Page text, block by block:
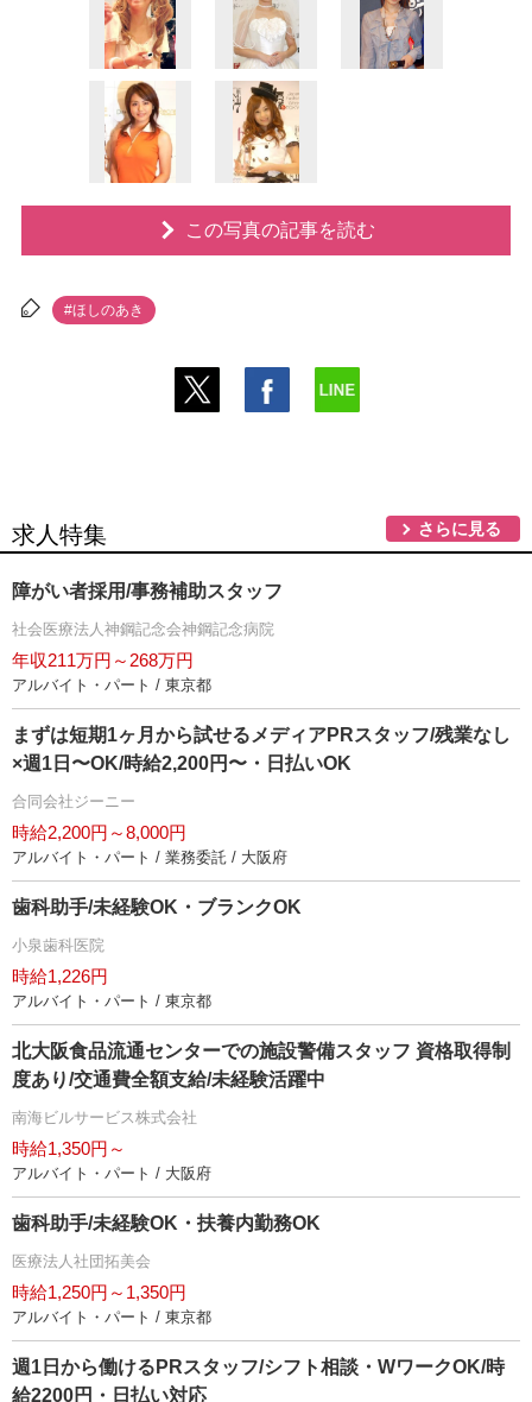
この写真の記事を読む
#ほしのあき
求人特集 さらに見る
障がい者採用/事務補助スタッフ
社会医療法人神鋼記念会神鋼記念病院
年収211万円～268万円
アルバイト・パート / 東京都
まずは短期1ヶ月から試せるメディアPRスタッフ/残業なし
×週1日〜OK/時給2,200円〜・日払いOK
合同会社ジーニー
時給2,200円～8,000円
アルバイト・パート / 業務委託 / 大阪府
歯科助手/未経験OK・ブランクOK
小泉歯科医院
時給1,226円
アルバイト・パート / 東京都
北大阪食品流通センターでの施設警備スタッフ 資格取得制
度あり/交通費全額支給/未経験活躍中
南海ビルサービス株式会社
時給1,350円～
アルバイト・パート / 大阪府
歯科助手/未経験OK・扶養内勤務OK
医療法人社団拓美会
時給1,250円～1,350円
アルバイト・パート / 東京都
週1日から働けるPRスタッフ/シフト相談・WワークOK/時
給2200円・日払い対応